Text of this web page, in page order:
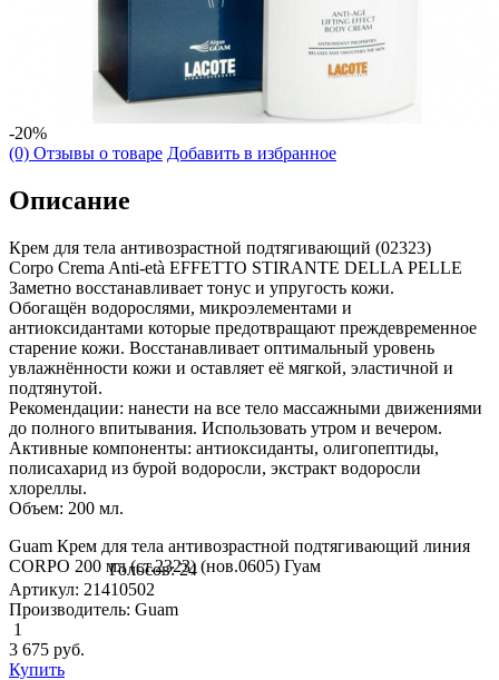
-20%
(0) Отзывы о товаре Добавить в избранное
Описание
Крем для тела антивозрастной подтягивающий (02323)
Corpo Crema Anti-età EFFETTO STIRANTE DELLA PELLE
Заметно восстанавливает тонус и упругость кожи.
Обогащён водорослями, микроэлементами и
антиоксидантами которые предотвращают преждевременное
старение кожи. Восстанавливает оптимальный уровень
увлажнённости кожи и оставляет её мягкой, эластичной и
подтянутой.
Рекомендации: нанести на все тело массажными движениями
до полного впитывания. Использовать утром и вечером.
Активные компоненты: антиоксиданты, олигопептиды,
полисахарид из бурой водоросли, экстракт водоросли
хлореллы.
Объем: 200 мл.
Guam Крем для тела антивозрастной подтягивающий линия
CORPO 200 мл (ст.2323) (нов.0605) Гуам
Голосов: 24
Артикул: 21410502
Производитель: Guam
1
3 675 руб.
Купить